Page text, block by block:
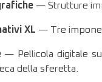
— Strutture
XL — Tre
— Pellicola digitale
della sferetta.